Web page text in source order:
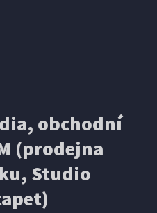
obchodní
(prodejna
Studio